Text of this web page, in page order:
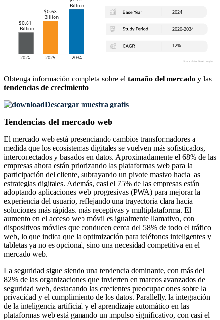
Obtenga información completa sobre el tamaño del mercado y las
tendencias de crecimiento
Descargar muestra gratis
Tendencias del mercado web
El mercado web está presenciando cambios transformadores a
medida que los ecosistemas digitales se vuelven más sofisticados,
interconectados y basados ​​en datos. Aproximadamente el 68% de las
empresas ahora están priorizando las plataformas web para la
participación del cliente, subrayando un pivote masivo hacia las
estrategias digitales. Además, casi el 75% de las empresas están
adoptando aplicaciones web progresivas (PWA) para mejorar la
experiencia del usuario, reflejando una trayectoria clara hacia
soluciones más rápidas, más receptivas y multiplataforma. El
aumento en el acceso web móvil es igualmente llamativo, con
dispositivos móviles que conducen cerca del 58% de todo el tráfico
web, lo que indica que la optimización para teléfonos inteligentes y
tabletas ya no es opcional, sino una necesidad competitiva en el
mercado web.
La seguridad sigue siendo una tendencia dominante, con más del
82% de las organizaciones que invierten en marcos avanzados de
seguridad web, destacando las crecientes preocupaciones sobre la
privacidad y el cumplimiento de los datos. Parallelly, la integración
de la inteligencia artificial y el aprendizaje automático en las
plataformas web está ganando un impulso significativo, con casi el